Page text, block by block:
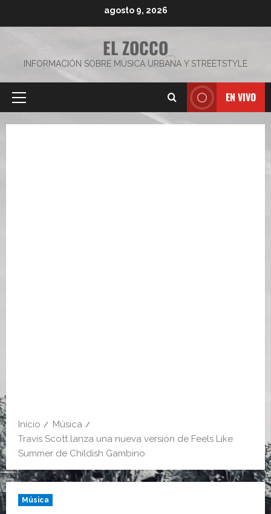
agosto 9, 2026
EL ZOCCO
INFORMACIÓN SOBRE MÚSICA URBANA Y STREETSTYLE
Menú
EN VIVO
Inicio
Música
Travis Scott lanza una nueva versión de Feels Like
Summer de Childish Gambino
Música